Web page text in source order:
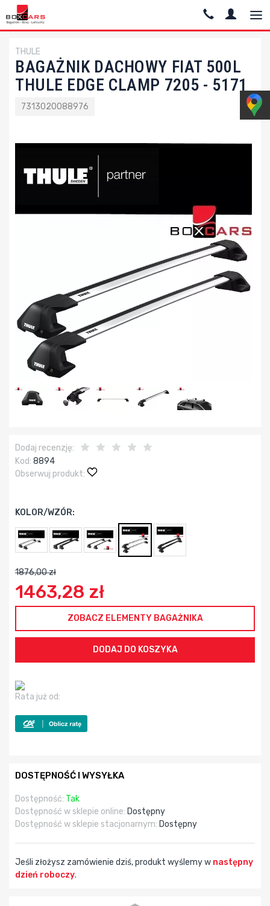
THULE
BAGAŻNIK DACHOWY FIAT 500L
THULE EDGE CLAMP 7205 - 5171
7313020088976
Dodaj recenzję:
Kod: 8894
Obserwuj produkt:
KOLOR/WZÓR:
1876,00 zł
1463,28 zł
ZOBACZ ELEMENTY BAGAŻNIKA
Rata już od:
DOSTĘPNOŚĆ I WYSYŁKA
Dostępność: Tak
Dostępność w sklepie online: Dostępny
Dostępność w sklepie stacjonarnym: Dostępny
Jeśli złożysz zamówienie dziś, produkt wyślemy w następny
dzień roboczy.